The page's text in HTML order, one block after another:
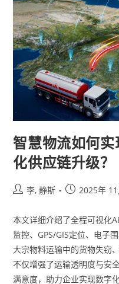
智慧物流如何
化供应链升级？
李, 静斯 2025年
本文详细介绍了全程可视化
监控、GPS/GIS定位、电子
大宗物料运输中的货物失窃
不仅增强了运输透明度与安
满意度，助力企业实现数字